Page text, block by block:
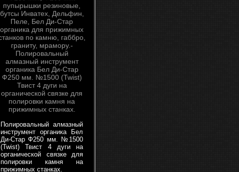
Полировальный алмазный
инструмент органика Бел
Ди-Стар Ф250 мм. №1500
(Twist) Твист 4 дуги на
органической связке для
полировки камня на
прижимных станках.